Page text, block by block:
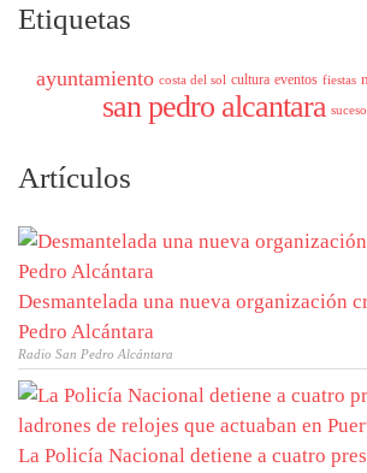
Etiquetas
ayuntamiento costa del sol cultura eventos fiestas
san pedro alcantara
Artículos
Desmantelada una nueva organización
Pedro Alcántara
Radio San Pedro Alcántara
La Policía Nacional detiene a cuatro